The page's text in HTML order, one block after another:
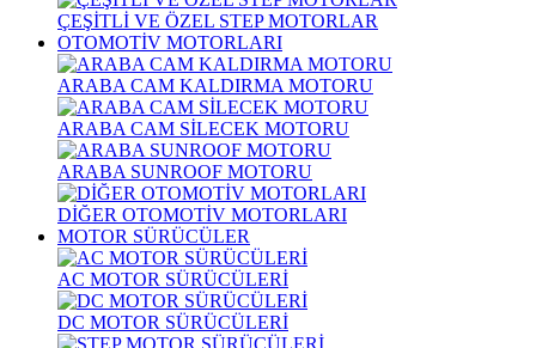
ÇEŞİTLİ VE ÖZEL STEP MOTORLAR
OTOMOTİV MOTORLARI
ARABA CAM KALDIRMA MOTORU
ARABA CAM SİLECEK MOTORU
ARABA SUNROOF MOTORU
DİĞER OTOMOTİV MOTORLARI
MOTOR SÜRÜCÜLER
AC MOTOR SÜRÜCÜLERİ
DC MOTOR SÜRÜCÜLERİ